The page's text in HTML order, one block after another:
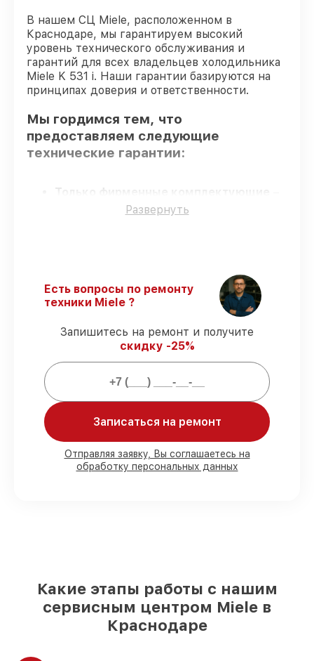
В нашем СЦ Miele, расположенном в
Краснодаре, мы гарантируем высокий
уровень технического обслуживания и
гарантий для всех владельцев холодильника
Miele K 531 i. Наши гарантии базируются на
принципах доверия и ответственности.
Мы гордимся тем, что
предоставляем следующие
технические гарантии:
Только фирменные комплектующие
только подлинные комплектующие.
восстановление холодильника K 531 i
выполняется строго в оговоренные
сроки.
обслуживаем холодильников всегда со
строгим соблюдением гарантийных
обязательств.
Мы гарантируем:
80%работ под контролем клиента
90%комплектующих для холодильников
на складе или доступны для быстрой
Развернуть
Есть вопросы по ремонту
техники Miele ?
Запишитесь на ремонт и получите
скидку -25%
Записаться на ремонт
Отправляя заявку, Вы соглашаетесь на
обработку персональных данных
Какие этапы работы с нашим
сервисным центром Miele в
Краснодаре